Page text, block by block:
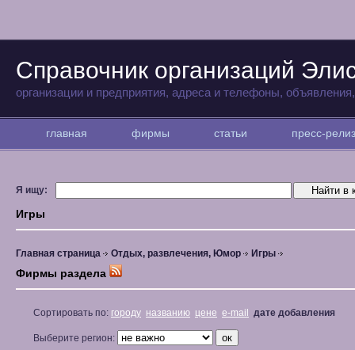
Справочник организаций
организации и предприятия, адреса и телефоны,
главная фирмы статьи пресс-
Я ищу:
Игры
Главная страница Отдых, развлечения, Юмор Игры
Фирмы раздела
Сортировать по: городу названию цене e-mail дате добавления
Выберите регион: